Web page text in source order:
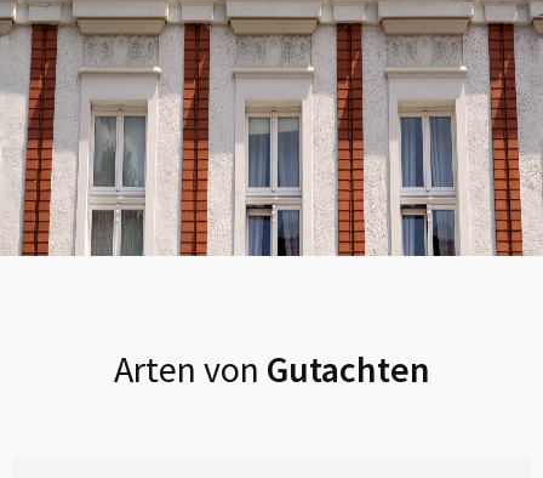
Arten von Gutachten